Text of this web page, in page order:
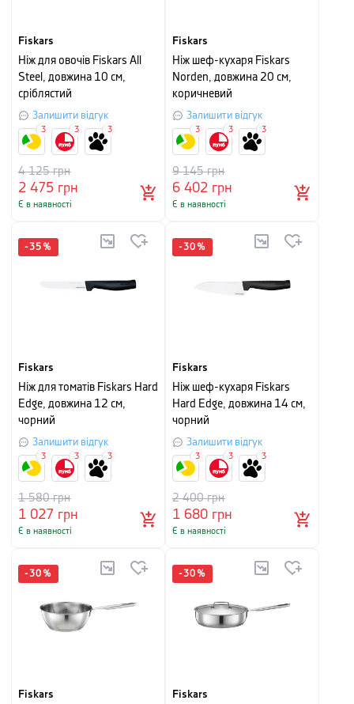
Fiskars
Ніж для овочів Fiskars All
Steel, довжина 10 см,
сріблястий
Залишити відгук
2 475 грн
4 125грн
Є в наявності
3 3 3
Fiskars
Ніж шеф-кухаря Fiskars
Norden, довжина 20 см,
коричневий
Залишити відгук
6 402 грн
9 145грн
Є в наявності
3 3 3
-35 %
Fiskars
Ніж для томатів Fiskars Hard
Edge, довжина 12 см,
чорний
Залишити відгук
1 027 грн
1 580грн
Є в наявності
3 3 3
-30 %
Fiskars
Ніж шеф-кухаря Fiskars
Hard Edge, довжина 14 см,
чорний
Залишити відгук
1 680 грн
2 400грн
Є в наявності
3 3 3
-30 %
Fiskars
-30 %
Fiskars